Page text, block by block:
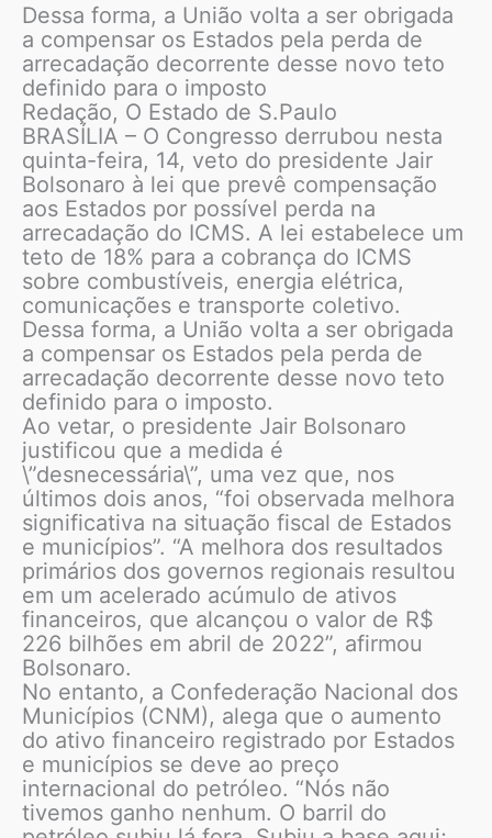
Dessa forma, a União volta a ser obrigada
a compensar os Estados pela perda de
arrecadação decorrente desse novo teto
definido para o imposto
Redação, O Estado de S.Paulo
BRASÍLIA – O Congresso derrubou nesta
quinta-feira, 14, veto do presidente Jair
Bolsonaro à lei que prevê compensação
aos Estados por possível perda na
arrecadação do ICMS. A lei estabelece um
teto de 18% para a cobrança do ICMS
sobre combustíveis, energia elétrica,
comunicações e transporte coletivo.
Dessa forma, a União volta a ser obrigada
a compensar os Estados pela perda de
arrecadação decorrente desse novo teto
definido para o imposto.
Ao vetar, o presidente Jair Bolsonaro
justificou que a medida é
\”desnecessária\”, uma vez que, nos
últimos dois anos, “foi observada melhora
significativa na situação fiscal de Estados
e municípios”. “A melhora dos resultados
primários dos governos regionais resultou
em um acelerado acúmulo de ativos
financeiros, que alcançou o valor de R$
226 bilhões em abril de 2022”, afirmou
Bolsonaro.
No entanto, a Confederação Nacional dos
Municípios (CNM), alega que o aumento
do ativo financeiro registrado por Estados
e municípios se deve ao preço
internacional do petróleo. “Nós não
tivemos ganho nenhum. O barril do